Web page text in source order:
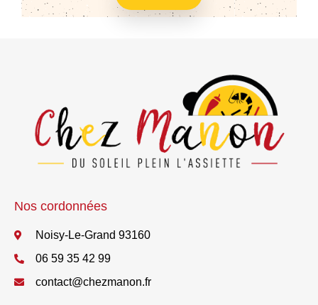
Nos cordonnées
Noisy-Le-Grand 93160
06 59 35 42 99
contact@chezmanon.fr